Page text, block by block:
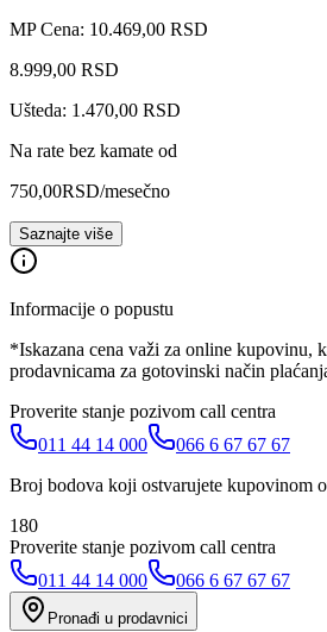
MP Cena: 10.469,00 RSD
8.999,00 RSD
Ušteda: 1.470,00 RSD
Na rate bez kamate od
750,00RSD/mesečno
Saznajte više
Informacije o popustu
*Iskazana cena važi za online kupovinu,
prodavnicama za gotovinski način
Proverite stanje pozivom call centra
011 44 14 000
066 6 67 67 67
Broj bodova koji ostvarujete kupovinom
180
Proverite stanje pozivom call centra
011 44 14 000
066 6 67 67 67
Pronađi u prodavnici